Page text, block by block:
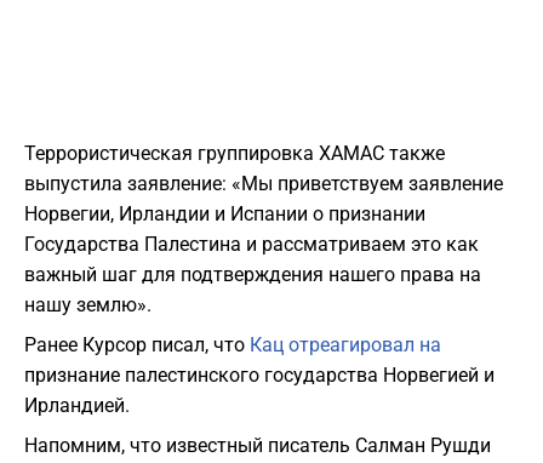
Террористическая группировка ХАМАС также
выпустила заявление: «Мы приветствуем заявление
Норвегии, Ирландии и Испании о признании
Государства Палестина и рассматриваем это как
важный шаг для подтверждения нашего права на
нашу землю».
Ранее Курсор писал, что Кац отреагировал на
признание палестинского государства Норвегией и
Ирландией.
Напомним, что известный писатель Салман Рушди